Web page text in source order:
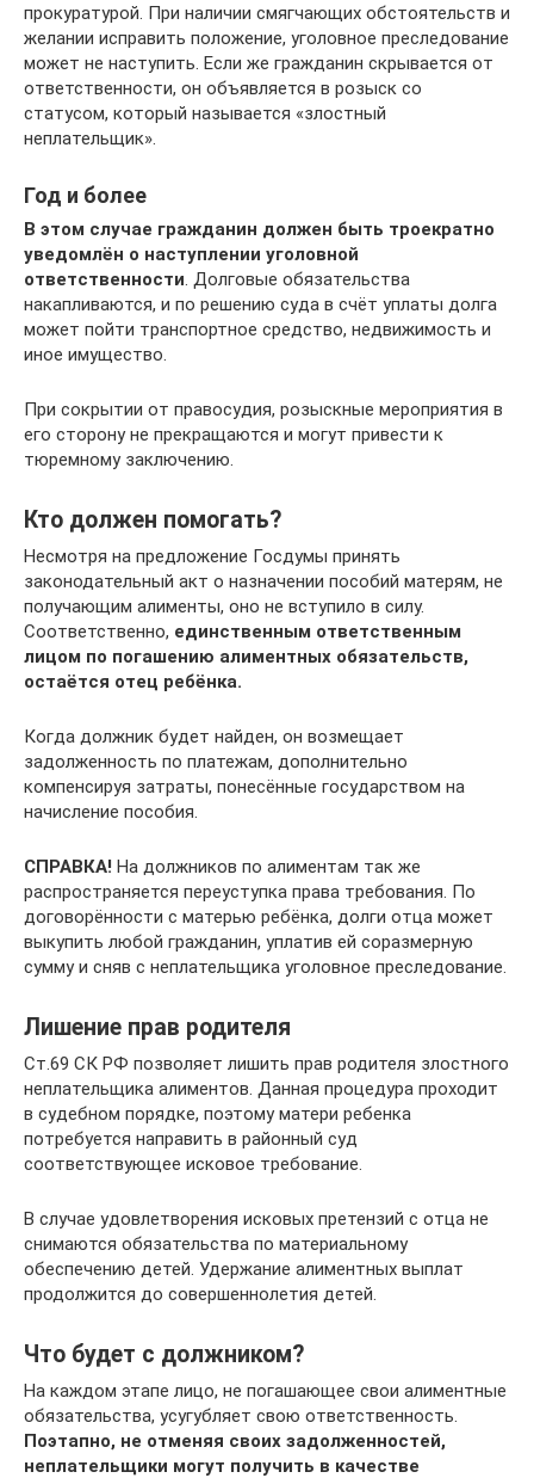
прокуратурой. При наличии смягчающих обстоятельств и
желании исправить положение, уголовное преследование
может не наступить. Если же гражданин скрывается от
ответственности, он объявляется в розыск со
статусом, который называется «злостный
неплательщик».
Год и более
В этом случае гражданин должен быть троекратно
уведомлён о наступлении уголовной
ответственности. Долговые обязательства
накапливаются, и по решению суда в счёт уплаты долга
может пойти транспортное средство, недвижимость и
иное имущество.
При сокрытии от правосудия, розыскные мероприятия в
его сторону не прекращаются и могут привести к
тюремному заключению.
Кто должен помогать?
Несмотря на предложение Госдумы принять
законодательный акт о назначении пособий матерям, не
получающим алименты, оно не вступило в силу.
Соответственно, единственным ответственным
лицом по погашению алиментных обязательств,
остаётся отец ребёнка.
Когда должник будет найден, он возмещает
задолженность по платежам, дополнительно
компенсируя затраты, понесённые государством на
начисление пособия.
СПРАВКА! На должников по алиментам так же
распространяется переуступка права требования. По
договорённости с матерью ребёнка, долги отца может
выкупить любой гражданин, уплатив ей соразмерную
сумму и сняв с неплательщика уголовное преследование.
Лишение прав родителя
Ст.69 СК РФ позволяет лишить прав родителя злостного
неплательщика алиментов. Данная процедура проходит
в судебном порядке, поэтому матери ребенка
потребуется направить в районный суд
соответствующее исковое требование.
В случае удовлетворения исковых претензий с отца не
снимаются обязательства по материальному
обеспечению детей. Удержание алиментных выплат
продолжится до совершеннолетия детей.
Что будет с должником?
На каждом этапе лицо, не погашающее свои алиментные
обязательства, усугубляет свою ответственность.
Поэтапно, не отменяя своих задолженностей,
неплательщики могут получить в качестве